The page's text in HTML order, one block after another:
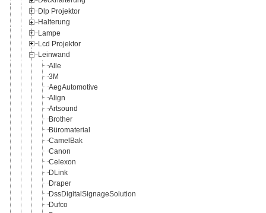
Dlp Projektor
Halterung
Lampe
Lcd Projektor
Leinwand
Alle
3M
AegAutomotive
Align
Artsound
Brother
Büromaterial
CamelBak
Canon
Celexon
DLink
Draper
DssDigitalSignageSolution
Dufco